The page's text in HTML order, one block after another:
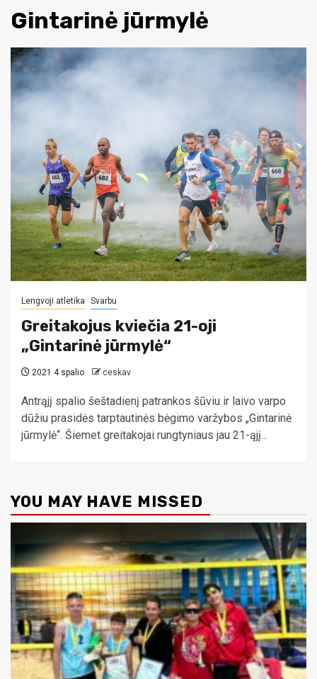
Gintarinė jūrmylė
Lengvoji atletika Svarbu
Greitakojus kviečia 21-oji
„Gintarinė jūrmylė“
2021 4 spalio ceskav
Antrąjį spalio šeštadienį patrankos šūviu ir laivo varpo
dūžiu prasidės tarptautinės bėgimo varžybos „Gintarinė
jūrmylė“. Šiemet greitakojai rungtyniaus jau 21-ąjį...
YOU MAY HAVE MISSED